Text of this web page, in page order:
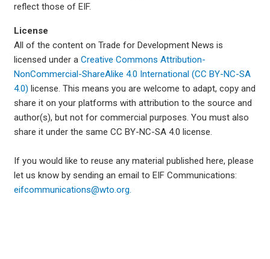
reflect those of EIF.
License
All of the content on Trade for Development News is
licensed under a Creative Commons Attribution-
NonCommercial-ShareAlike 4.0 International (CC BY-NC-SA
4.0) license. This means you are welcome to adapt, copy and
share it on your platforms with attribution to the source and
author(s), but not for commercial purposes. You must also
share it under the same CC BY-NC-SA 4.0 license.
If you would like to reuse any material published here, please
let us know by sending an email to EIF Communications:
eifcommunications@wto.org.